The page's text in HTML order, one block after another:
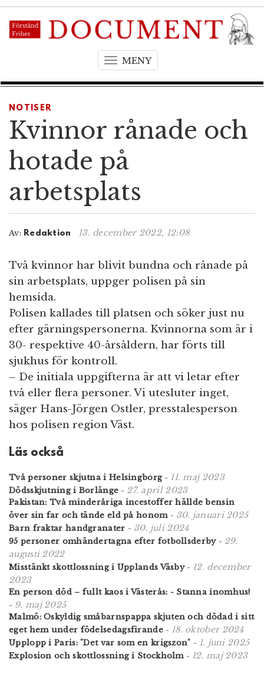
MENYT
g
e
t
o
n
NOTISER
Kvinnor rånade och
hotade på
arbetsplats
Av: Redaktion 13. december 2022, 12:08
Två kvinnor har blivit bundna och rånade på
sin arbetsplats, uppger polisen på sin
hemsida.
Polisen kallades till platsen och söker just nu
efter gärningspersonerna. Kvinnorna som är i
30- respektive 40-årsåldern, har förts till
sjukhus för kontroll.
– De initiala uppgifterna är att vi letar efter
två eller flera personer. Vi utesluter inget,
säger Hans-Jörgen Ostler, presstalesperson
hos polisen region Väst.
Läs också
Två personer skjutna i Helsingborg- 11. maj 2023
Dödsskjutning i Borlänge - 27. april 2023
Pakistan: Två minderåriga incestoffer hällde bensin
över sin far och tände eld på honom- 30. januari 2025
Barn fraktar handgranater - 30. juli 2024
95 personer omhändertagna efter fotbollsderby- 29.
augusti 2022
Misstänkt skottlossning i Upplands Väsby- 12. december
2023
En person död – fullt kaos i Västerås: - Stanna inomhus!
- 9. maj 2025
Malmö: Oskyldig småbarnspappa skjuten och dödad i sitt
eget hem under födelsedagsfirande- 18. oktober 2024
Upplopp i Paris: "Det var som en krigszon" - 1. juni 2025
Explosion och skottlossning i Stockholm- 12. maj 2023